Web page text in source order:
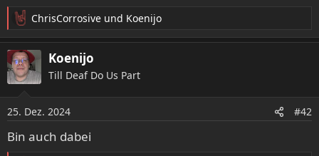
R
e
a
k
t
o
n
e
n
ChrisCorrosive und Koenijo
Koenijo
Till Deaf Do Us Part
25. Dez. 2024 #42
Bin auch dabei